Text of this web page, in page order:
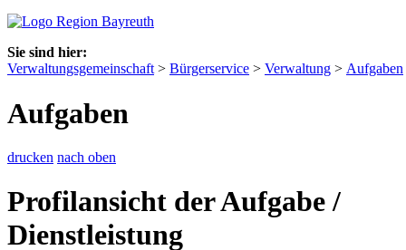
Sie sind hier:
Verwaltungsgemeinschaft > Bürgerservice > Verwaltung > Aufgaben
Aufgaben
drucken nach oben
Profilansicht der Aufgabe /
Dienstleistung